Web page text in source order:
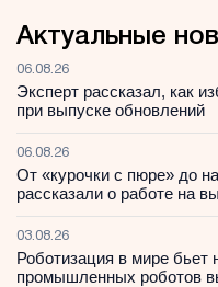
Актуальные
06.08.26
Эксперт рассказал, как
при выпуске обновлений
06.08.26
От «курочки с пюре» до
рассказали о работе на
03.08.26
Роботизация в мире бьет
промышленных роботов